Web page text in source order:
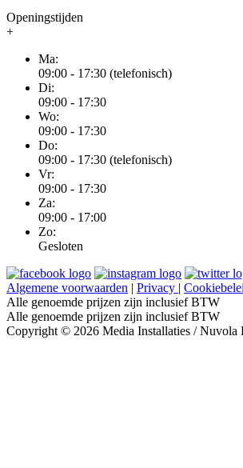
Openingstijden
+
Ma:
09:00 - 17:30 (telefonisch)
Di:
09:00 - 17:30
Wo:
09:00 - 17:30
Do:
09:00 - 17:30 (telefonisch)
Vr:
09:00 - 17:30
Za:
09:00 - 17:00
Zo:
Gesloten
Algemene voorwaarden | Privacy |
Alle genoemde prijzen zijn inclusief BTW
Alle genoemde prijzen zijn inclusief BTW
Copyright © 2026 Media Installaties /